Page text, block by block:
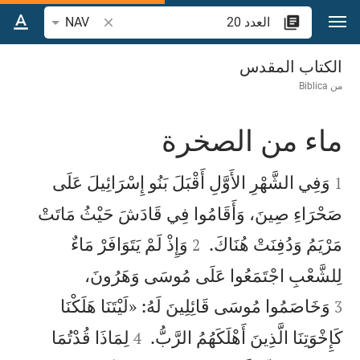
انتقل إلى المحتوى
البحث عن آية أو كلمة
NAV
العدد 20
الكتاب المقدس
من Biblica

ماء من الصخرة

1 وَفِي الشَّهْرِ الأَوَّلِ أَقْبَلَ بَنُو إِسْرَائِيلَ عَلَى
صَحْرَاءِ صِينَ، وَأَقَامُوا فِي قَادَشَ حَيْثُ مَاتَتْ
مَرْيَمُ وَدُفِنَتْ هُنَاكَ. 

2 وَإِذْ لَمْ يَتَوَافَرْ مَاءٌ
لِلشَّعْبِ اجْتَمَعُوا عَلَى مُوسَى وَهَرُونَ،
3 وَخَاصَمُوا مُوسَى قَائِلِينَ لَهُ: «لَيْتَنَا هَلَكْنَا
كَإِخْوَتِنَا الَّذِينَ أَهْلَكَهُمُ الرَّبُّ. 

4 لِمَاذَا قُدْتُمَا